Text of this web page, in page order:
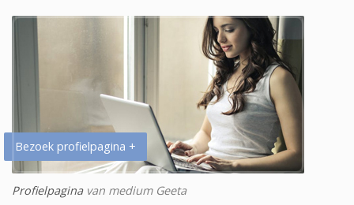
Bezoek profielpagina +
Profielpagina van medium Geeta